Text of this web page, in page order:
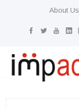
About Us